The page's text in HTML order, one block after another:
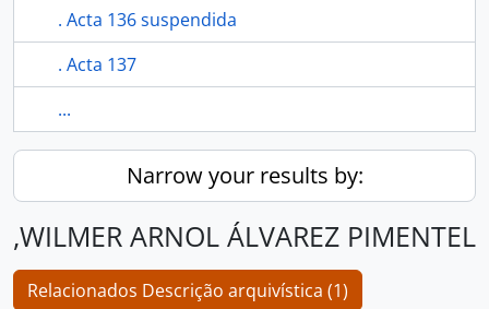
. Acta 136 suspendida
. Acta 137
...
Narrow your results by:
,WILMER ARNOL ÁLVAREZ PIMENTEL
Relacionados Descrição arquivística (1)